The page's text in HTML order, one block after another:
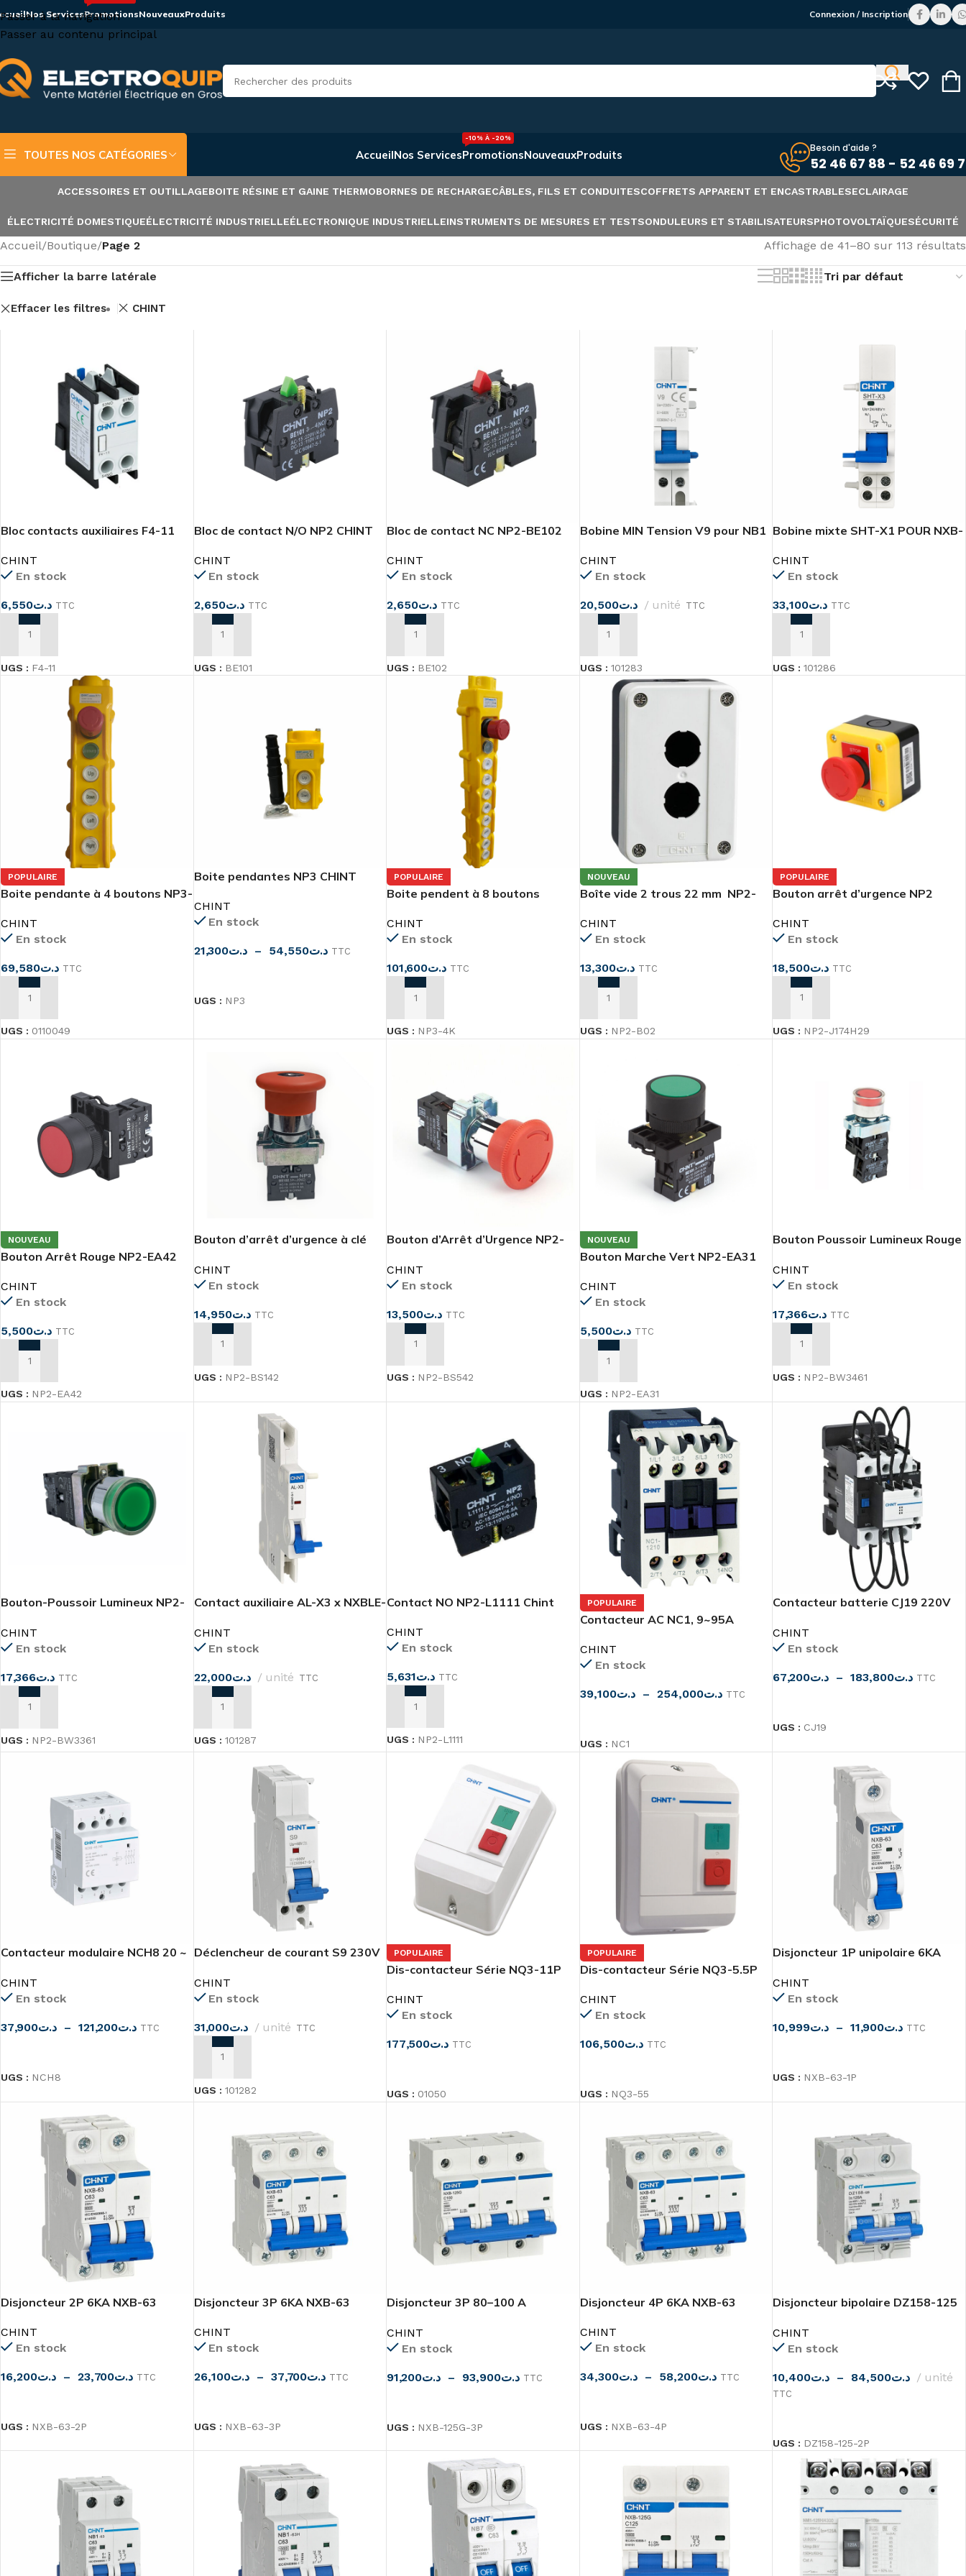
Passer à la navigation
Passer au contenu principal
Nos ServicesPromotionsNouveauxProduits Connexion / Inscription
TOUTES NOS CATÉGORIES AccueilNos ServicesPromotions
-10% À -20%
NouveauxProduits Besoin d'aide ?
52 46 67 88 - 52 46 69
ACCESSOIRES ET OUTILLAGEBOITE RÉSINE ET GAINE THERMOBORNES DE RECHARGECÂBLES, FILS ET CONDUITESCOFFRETS APPARENT ET ENCASTRABLESECLAIRAGE
ÉLECTRICITÉ DOMESTIQUEÉLECTRICITÉ INDUSTRIELLEÉLECTRONIQUE INDUSTRIELLEINSTRUMENTS DE MESURES ET TESTSONDULEURS ET STABILISATEURSPHOTOVOLTAÏQUESÉCURITÉ
Accueil/Boutique/Page 2 Affichage de 41–80 sur 113 résultats
Afficher la barre latérale
Effacer les filtres CHINT
Bloc contacts auxiliaires F4-11
CHINT
En stock
د.ت6,550 TTC
AJOUTER AU PANIER
UGS : F4-11
Bloc de contact N/O NP2 CHINT
CHINT
En stock
د.ت2,650 TTC
AJOUTER AU PANIER
UGS : BE101
Bloc de contact NC NP2-BE102
CHINT
En stock
د.ت2,650 TTC
AJOUTER AU PANIER
UGS : BE102
Bobine MIN Tension V9 pour NB1
CHINT
En stock
د.ت20,500 unité TTC
AJOUTER AU PANIER
UGS : 101283
Bobine mixte SHT-X1 POUR NXB-
CHINT
En stock
د.ت33,100 TTC
AJOUTER AU PANIER
UGS :101286
POPULAIRE
Boite pendante à 4 boutons NP3-
CHINT
En stock
د.ت69,580 TTC
AJOUTER AU PANIER
UGS : 0110049
Boite pendantes NP3 CHINT
CHINT
En stock
د.ت21,300 – د.ت54,550 TTC
UGS : NP3
POPULAIRE
Boite pendent à 8 boutons
CHINT
En stock
د.ت101,600 TTC
AJOUTER AU PANIER
UGS : NP3-4K
NOUVEAU
Boîte vide 2 trous 22 mm NP2-
CHINT
En stock
د.ت13,300 TTC
AJOUTER AU PANIER
UGS : NP2-B02
POPULAIRE
Bouton arrêt d’urgence NP2
CHINT
En stock
د.ت18,500 TTC
AJOUTER AU PANIER
UGS : NP2-J174H29
NOUVEAU
Bouton Arrêt Rouge NP2-EA42
CHINT
En stock
د.ت5,500 TTC
AJOUTER AU PANIER
UGS : NP2-EA42
Bouton d’arrêt d’urgence à clé
CHINT
En stock
د.ت14,950 TTC
AJOUTER AU PANIER
UGS : NP2-BS142
Bouton d’Arrêt d’Urgence NP2-
CHINT
En stock
د.ت13,500 TTC
AJOUTER AU PANIER
UGS : NP2-BS542
NOUVEAU
Bouton Marche Vert NP2-EA31
CHINT
En stock
د.ت5,500 TTC
AJOUTER AU PANIER
UGS : NP2-EA31
Bouton Poussoir Lumineux Rouge
CHINT
En stock
د.ت17,366 TTC
AJOUTER AU PANIER
UGS : NP2-BW3461
Bouton-Poussoir Lumineux NP2-
CHINT
En stock
د.ت17,366 TTC
AJOUTER AU PANIER
UGS : NP2-BW3361
Contact auxiliaire AL-X3 x NXBLE-
CHINT
En stock
د.ت22,000 unité TTC
AJOUTER AU PANIER
UGS : 101287
Contact NO NP2-L1111 Chint
CHINT
En stock
د.ت5,631 TTC
AJOUTER AU PANIER
UGS : NP2-L1111
POPULAIRE
Contacteur AC NC1, 9~95A
CHINT
En stock
د.ت39,100 – د.ت254,000 TTC
UGS : NC1
Contacteur batterie CJ19 220V
CHINT
En stock
د.ت67,200 – د.ت183,800 TTC
UGS : CJ19
Contacteur modulaire NCH8 20 ~
CHINT
En stock
د.ت37,900 – د.ت121,200 TTC
UGS : NCH8
Déclencheur de courant S9 230V
CHINT
En stock
د.ت31,000 unité TTC
AJOUTER AU PANIER
UGS : 101282
POPULAIRE
Dis-contacteur Série NQ3-11P
CHINT
En stock
د.ت177,500 TTC
UGS : 01050
POPULAIRE
Dis-contacteur Série NQ3-5.5P
CHINT
En stock
د.ت106,500 TTC
UGS : NQ3-55
Disjoncteur 1P unipolaire 6KA
CHINT
En stock
د.ت10,999 – د.ت11,900 TTC
UGS : NXB-63-1P
Disjoncteur 2P 6KA NXB-63
CHINT
En stock
د.ت16,200 – د.ت23,700 TTC
UGS : NXB-63-2P
Disjoncteur 3P 6KA NXB-63
CHINT
En stock
د.ت26,100 – د.ت37,700 TTC
UGS : NXB-63-3P
Disjoncteur 3P 80–100 A
CHINT
En stock
د.ت91,200 – د.ت93,900 TTC
UGS : NXB-125G-3P
Disjoncteur 4P 6KA NXB-63
CHINT
En stock
د.ت34,300 – د.ت58,200 TTC
UGS : NXB-63-4P
Disjoncteur bipolaire DZ158-125
CHINT
En stock
د.ت10,400 – د.ت84,500 unité
TTC
UGS : DZ158-125-2P